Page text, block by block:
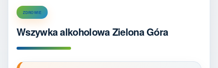
ZDROWIE
Wszywka alkoholowa Zielona Góra